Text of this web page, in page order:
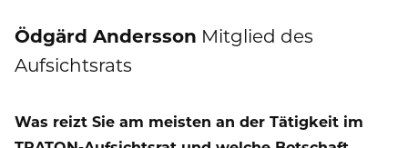
Ödgärd Andersson Mitglied des
Aufsichtsrats
Was reizt Sie am meisten an der Tätigkeit im